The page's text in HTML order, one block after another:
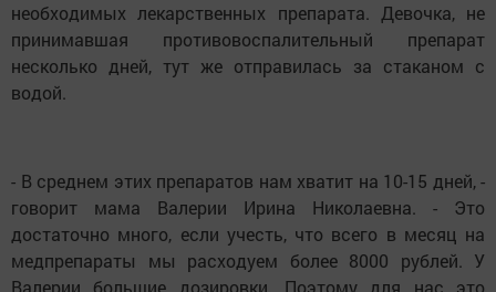
необходимых лекарственных препарата. Девочка, не
принимавшая противовоспалительный препарат
несколько дней, тут же отправилась за стаканом с
водой.
- В среднем этих препаратов нам хватит на 10-15 дней, -
говорит мама Валерии Ирина Николаевна. - Это
достаточно много, если учесть, что всего в месяц на
медпрепараты мы расходуем более 8000 рублей. У